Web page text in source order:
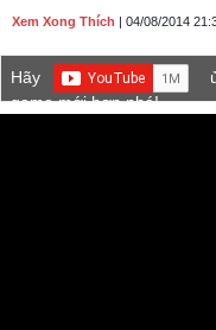
Xem Xong Thích | 04/08/2014
Hãy
game mới hơn nhé!